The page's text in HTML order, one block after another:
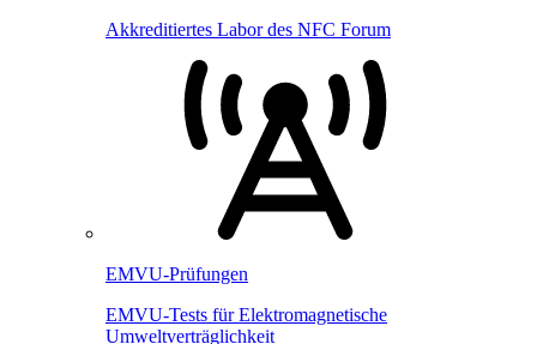
Akkreditiertes Labor des NFC Forum
EMVU-Prüfungen
EMVU-Tests für Elektromagnetische
Umweltverträglichkeit